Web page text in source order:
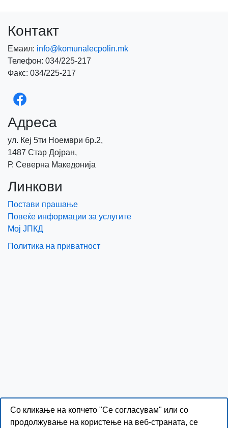
Со кликање на копчето "Се согласувам" или со
продолжување на користење на веб-страната, се
Контакт
Емаил: info@komunalecpolin.mk
Телефон: 034/225-217
Факс: 034/225-217
Адреса
ул. Кеј 5ти Ноември бр.2,
1487 Стар Дојран,
Р. Северна Македонија
Линкови
Постави прашање
Повеќе информации за услугите
Мој ЈПКД
Политика на приватност